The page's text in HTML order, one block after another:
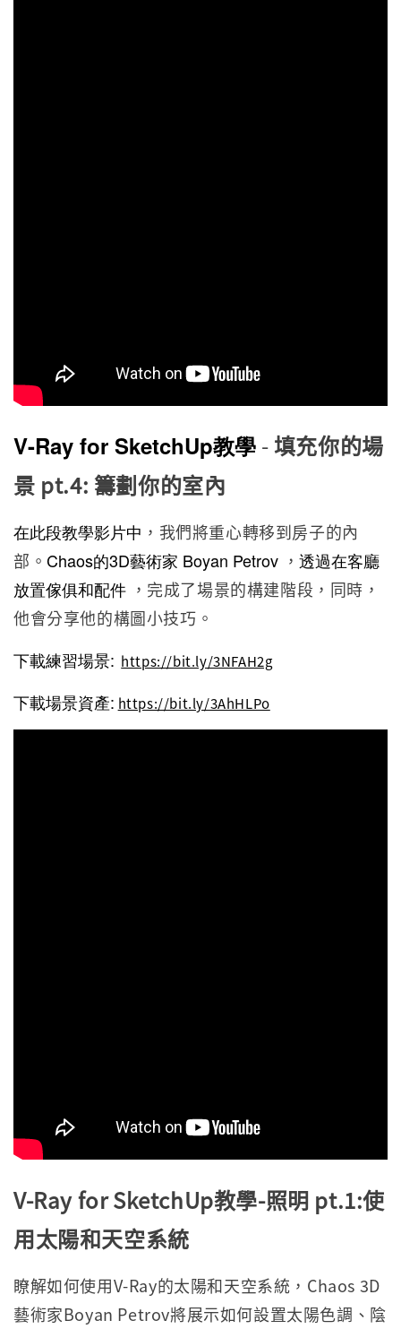
V-Ray for SketchUp教學 - 填充你的場
景 pt.4: 籌劃你的室內
在此段教學影片中 ，我們將重心轉移到房子的內
部。Chaos的3D藝術家 Boyan Petrov ，透過在客廳
放置傢俱和配件 ，完成了場景的構建階段，同時，
他會分享他的構圖小技巧。
下載練習場景: https://bit.ly/3NFAH2g
下載場景資產: https://bit.ly/3AhHLPo
V-Ray for SketchUp教學-照明 pt.1:使
用太陽和天空系統
瞭解如何使用V-Ray的太陽和天空系統，Chaos 3D
藝術家Boyan Petrov將展示如何設置太陽色調、陰